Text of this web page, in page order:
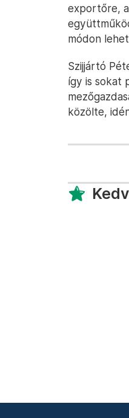
exportőre,
módon
Szijjártó
így is sokat
közölte,